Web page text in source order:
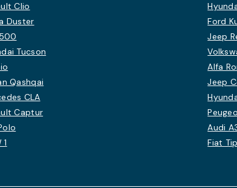
Clio
Duster
Tucson
Qashqai
CLA
Captur
1
Ford
Jeep
Alfa
Jeep
Audi
Fiat